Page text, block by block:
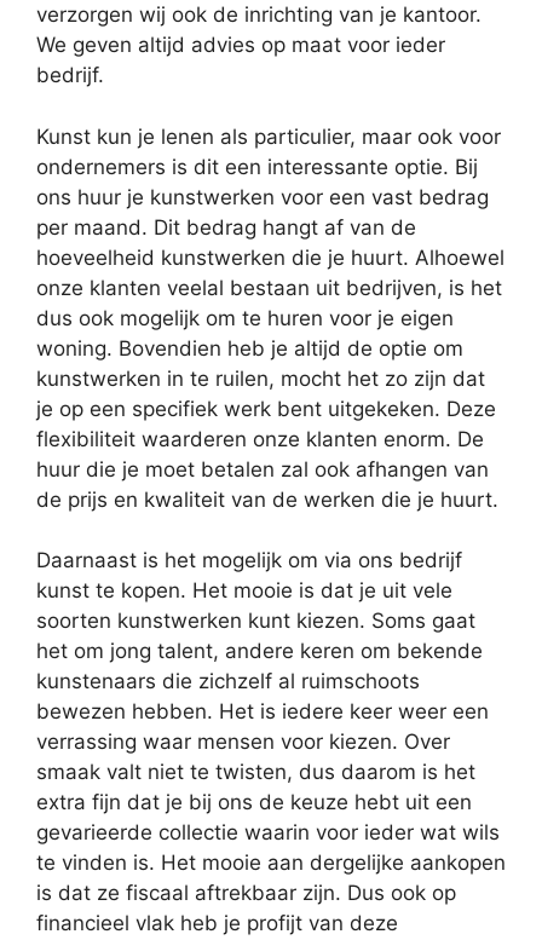
verzorgen wij ook de inrichting van je kantoor.
We geven altijd advies op maat voor ieder
bedrijf.
Kunst kun je lenen als particulier, maar ook voor
ondernemers is dit een interessante optie. Bij
ons huur je kunstwerken voor een vast bedrag
per maand. Dit bedrag hangt af van de
hoeveelheid kunstwerken die je huurt. Alhoewel
onze klanten veelal bestaan uit bedrijven, is het
dus ook mogelijk om te huren voor je eigen
woning. Bovendien heb je altijd de optie om
kunstwerken in te ruilen, mocht het zo zijn dat
je op een specifiek werk bent uitgekeken. Deze
flexibiliteit waarderen onze klanten enorm. De
huur die je moet betalen zal ook afhangen van
de prijs en kwaliteit van de werken die je huurt.
Daarnaast is het mogelijk om via ons bedrijf
kunst te kopen. Het mooie is dat je uit vele
soorten kunstwerken kunt kiezen. Soms gaat
het om jong talent, andere keren om bekende
kunstenaars die zichzelf al ruimschoots
bewezen hebben. Het is iedere keer weer een
verrassing waar mensen voor kiezen. Over
smaak valt niet te twisten, dus daarom is het
extra fijn dat je bij ons de keuze hebt uit een
gevarieerde collectie waarin voor ieder wat wils
te vinden is. Het mooie aan dergelijke aankopen
is dat ze fiscaal aftrekbaar zijn. Dus ook op
financieel vlak heb je profijt van deze